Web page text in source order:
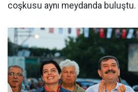
coşkusu aynı meydanda buluştu.